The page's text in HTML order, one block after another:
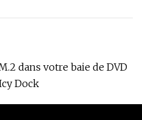
dans votre baie de DVD
Dock